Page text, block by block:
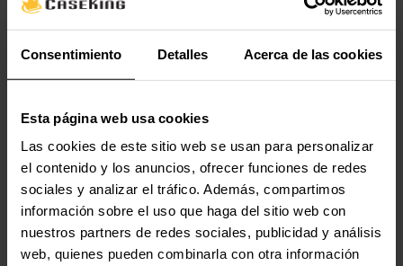
Consentimiento Detalles Acerca de las cookies
Esta página web usa cookies
Las cookies de este sitio web se usan para personalizar
el contenido y los anuncios, ofrecer funciones de redes
sociales y analizar el tráfico. Además, compartimos
información sobre el uso que haga del sitio web con
nuestros partners de redes sociales, publicidad y análisis
web, quienes pueden combinarla con otra información
Valoraciones